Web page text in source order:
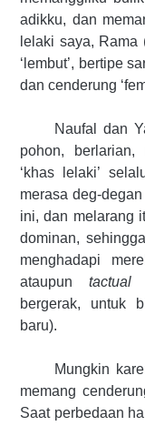
adikku, dan
lelaki saya,
‘lembut’, bertipe
dan cenderung
Naufal dan
pohon, berlarian,
‘khas lelaki’
merasa deg-
ini, dan melarang
dominan,
menghadapi
ataupun tactual
bergerak, untuk
baru).
Mungkin
memang
Saat perbedaan